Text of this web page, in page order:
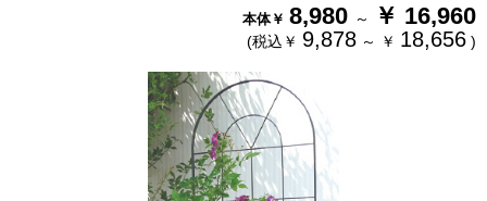
本体￥ 8,980 ～ ￥ 16,960
(税込￥ 9,878 ～ ￥ 18,656 )